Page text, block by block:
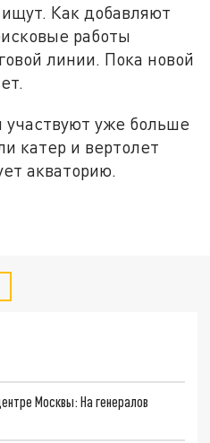
Как добавляют
работы
линии. Пока новой
участвуют уже больше
катер и вертолет
акваторию.
Москвы: На генералов